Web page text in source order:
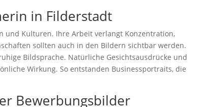
in Filderstadt
und Kulturen. Ihre Arbeit verlangt Konzentration,
sollten auch in den Bildern sichtbar werden.
Bildsprache. Natürliche Gesichtsausdrücke und
Wirkung. So entstanden Businessportraits, die
Bewerbungsbilder